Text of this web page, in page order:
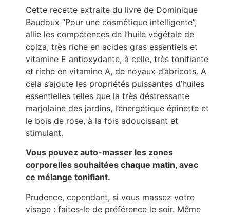
Cette recette extraite du livre de Dominique
Baudoux “Pour une cosmétique intelligente”,
allie les compétences de l’huile végétale de
colza, très riche en acides gras essentiels et
vitamine E antioxydante, à celle, très tonifiante
et riche en vitamine A, de noyaux d’abricots. A
cela s’ajoute les propriétés puissantes d’huiles
essentielles telles que la très déstressante
marjolaine des jardins, l’énergétique épinette et
le bois de rose, à la fois adoucissant et
stimulant.
Vous pouvez auto-masser les zones
corporelles souhaitées chaque matin, avec
ce mélange tonifiant.
Prudence, cependant, si vous massez votre
visage : faites-le de préférence le soir. Même